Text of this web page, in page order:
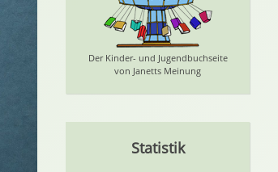
Der Kinder- und Jugendbuchseite
von Janetts Meinung
Statistik